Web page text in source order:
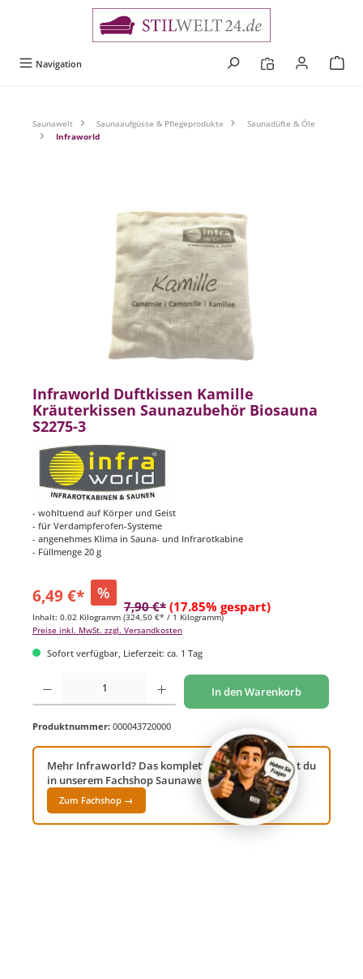
Navigation
Saunawelt Saunaaufgüsse & Pflegeprodukte
Saunadüfte & Öle
Infraworld
Infraworld Duftkissen Kamille
Kräuterkissen Saunazubehör Biosauna
S2275-3
- wohltuend auf Körper und Geist
- für Verdampferofen-Systeme
- angenehmes Klima in Sauna- und Infrarotkabine
- Füllmenge 20 g
6,49 €* %
7,90 €* (17.85% gespart)
Inhalt: 0.02 Kilogramm (324,50 €* / 1 Kilogramm)
Preise inkl. MwSt. zzgl. Versandkosten
Sofort verfügbar, Lieferzeit: ca. 1 Tag
Produkt Anzahl: Gib den gewünschten Wert ein oder benutze die Schaltflächen um
In den Warenkorb
Produktnummer: 000043720000
Mehr Infraworld? Das komplette Sortiment findest du
in unserem Fachshop Saunawelt24!
Zum Fachshop →